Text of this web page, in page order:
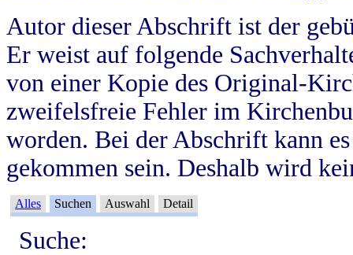
Autor dieser Abschrift ist der
Er weist auf folgende
von einer Kopie des Original-
zweifelsfreie Fehler im
worden. Bei der Abschrift kann
gekommen sein. Deshalb wird
Alles Suchen Auswahl Detail
Suche: